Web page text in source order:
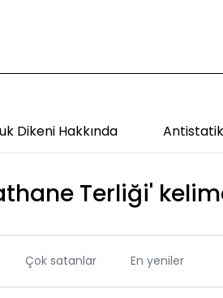
Dikeni Hakkında
Terliği'
Çok satanlar En yeniler